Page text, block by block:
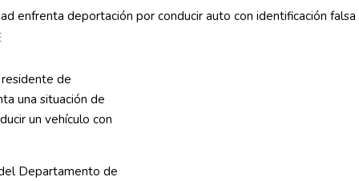
de
una situación de
un vehículo con
Departamento de